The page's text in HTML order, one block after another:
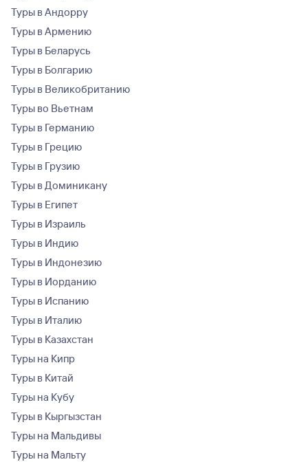
Туры в Андорру
Туры в Армению
Туры в Беларусь
Туры в Болгарию
Туры в Великобританию
Туры во Вьетнам
Туры в Германию
Туры в Грецию
Туры в Грузию
Туры в Доминикану
Туры в Египет
Туры в Израиль
Туры в Индию
Туры в Индонезию
Туры в Иорданию
Туры в Испанию
Туры в Италию
Туры в Казахстан
Туры на Кипр
Туры в Китай
Туры на Кубу
Туры в Кыргызстан
Туры на Мальдивы
Туры на Мальту